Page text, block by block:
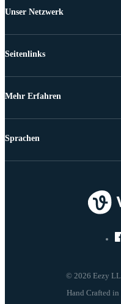
Unser Netzwerk
Seitenlinks
Mehr Erfahren
© 2026 Eezy
Sprachen